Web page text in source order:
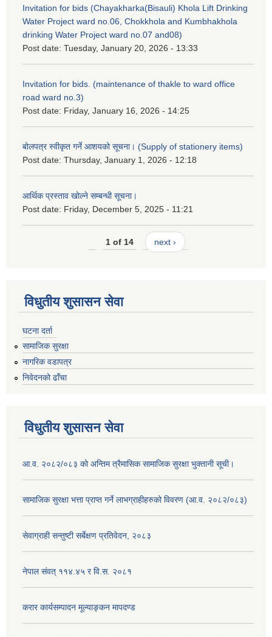
Invitation for bids (Chayakharka(Bisauli) Khola Lift Drinking
Water Project ward no.06, Chokkhola and Kumbhakhola
drinking Water Project ward no.07 and08)
Post date: Tuesday, January 20, 2026 - 13:33
Invitation for bids. (maintenance of thakle to ward office
road ward no.3)
Post date: Friday, January 16, 2026 - 14:25
बोलपत्र स्वीकृत गर्ने आशयको सूचना। (Supply of stationery items)
Post date: Thursday, January 1, 2026 - 12:18
आर्थिक प्रस्ताव खोल्ने सम्बन्धी सूचना।
Post date: Friday, December 5, 2025 - 11:21
1 of 14 next ›
विधुतीय शुसासन सेवा
घटना दर्ता
सामाजिक सुरक्षा
नागरिक वडापत्र
निवेदनको ढाँचा
विधुतीय शुसासन सेवा
आ.व. २०८२/०८३ को अन्तिम त्रैमासिक सामाजिक सुरक्षा भुक्तानी सूची।
सामाजिक सुरक्षा भत्ता प्राप्त गर्ने लाभग्राहीहरुको विवरण (आ.व. २०८२/०८३)
सेवाग्राही सन्तुष्टी सर्बेक्षण प्रतिवेदन, २०८३
नेपाल संवत् ११४.४५ र वि.स. २०८१
करार कार्यसम्पादन मूल्याङ्कन मापदण्ड